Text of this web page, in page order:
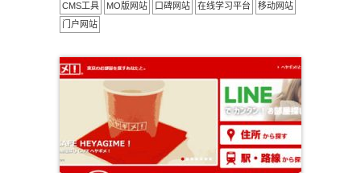
CMS工具 MO版网站 口碑网站 在线学习平台
移动网站
门户网站